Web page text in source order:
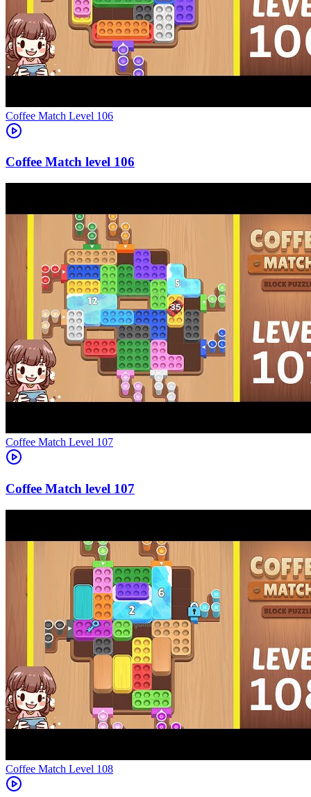
Level 106
106
Level 107
107
Level 108